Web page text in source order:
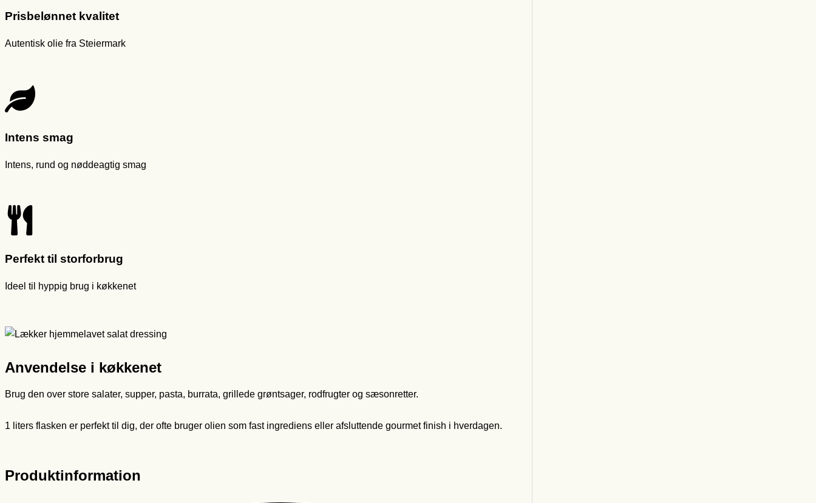
Prisbelønnet kvalitet
Autentisk olie fra Steiermark
Intens smag
Intens, rund og nøddeagtig smag
Perfekt til storforbrug
Ideel til hyppig brug i køkkenet
Anvendelse i køkkenet
Brug den over store salater, supper, pasta, burrata, grillede grøntsager, rodfrugter og sæsonretter.
1 liters flasken er perfekt til dig, der ofte bruger olien som fast ingrediens eller afsluttende gourmet finish i hverdagen.
Produktinformation